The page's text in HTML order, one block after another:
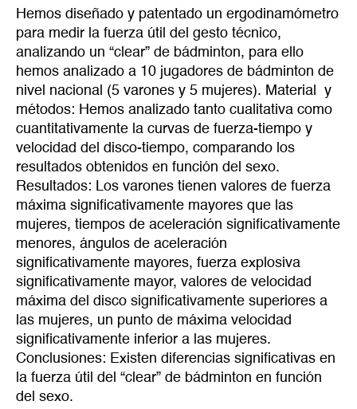
Hemos diseñado y patentado un ergodinamómetro
para medir la fuerza útil del gesto técnico,
analizando un “clear” de bádminton, para ello
hemos analizado a 10 jugadores de bádminton de
nivel nacional (5 varones y 5 mujeres). Material y
métodos: Hemos analizado tanto cualitativa como
cuantitativamente la curvas de fuerza-tiempo y
velocidad del disco-tiempo, comparando los
resultados obtenidos en función del sexo.
Resultados: Los varones tienen valores de fuerza
máxima significativamente mayores que las
mujeres, tiempos de aceleración significativamente
menores, ángulos de aceleración
significativamente mayores, fuerza explosiva
significativamente mayor, valores de velocidad
máxima del disco significativamente superiores a
las mujeres, un punto de máxima velocidad
significativamente inferior a las mujeres.
Conclusiones: Existen diferencias significativas en
la fuerza útil del “clear” de bádminton en función
del sexo.